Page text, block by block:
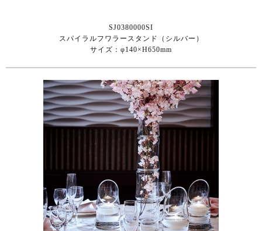
SJ0380000SI
スパイラルフワラースタンド（シルバー）
サイズ：φ140×H650mm